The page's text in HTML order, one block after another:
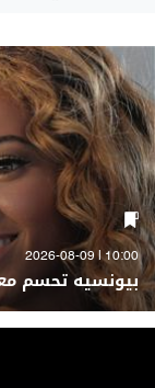
10:00 | 2026-08-09
بيونسيه تحسم